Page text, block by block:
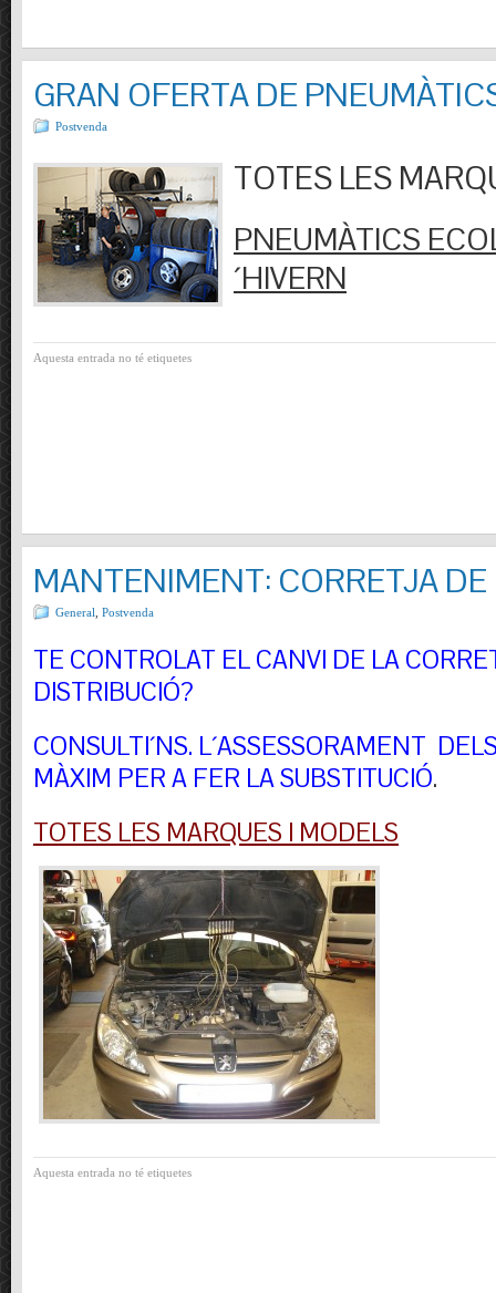
GRAN OFERTA DE
Postvenda
TOTES LES
PNEUMÀTICS
´HIVERN
Aquesta entrada no té etiquetes
MANTENIMENT: CORRETJA
General Postvenda
TE CONTROLAT EL CANVI DE LA
DISTRIBUCIÓ?
CONSULTI´NS. L´ASSESSORAMENT
MÀXIM PER A FER LA SUBSTITUCIÓ.
TOTES LES MARQUES I MODELS
Aquesta entrada no té etiquetes